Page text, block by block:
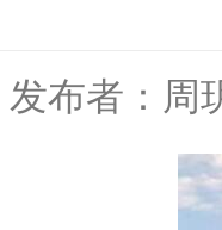
发布者：周